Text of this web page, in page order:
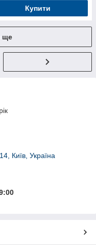
Купити
ще
Київ, Україна